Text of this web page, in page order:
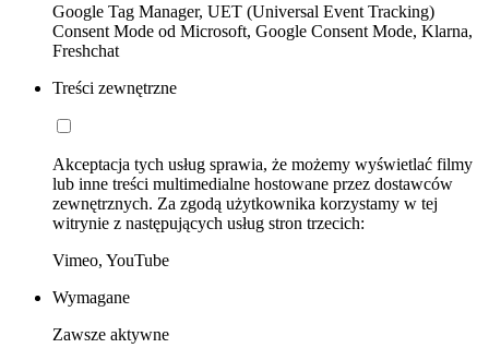
Google Tag Manager, UET (Universal Event Tracking)
Consent Mode od Microsoft, Google Consent Mode, Klarna,
Freshchat
Treści zewnętrzne
Akceptacja tych usług sprawia, że możemy wyświetlać filmy
lub inne treści multimedialne hostowane przez dostawców
zewnętrznych. Za zgodą użytkownika korzystamy w tej
witrynie z następujących usług stron trzecich:
Vimeo, YouTube
Wymagane
Zawsze aktywne